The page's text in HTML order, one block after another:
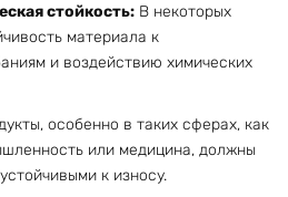
стойкость: В некоторых
материала к
и воздействию химических
особенно в таких сферах, как
или медицина, должны
к износу.